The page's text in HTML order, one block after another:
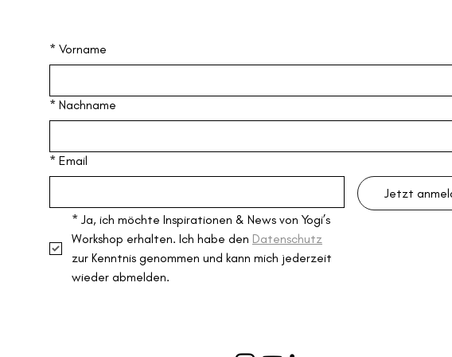
* Vorname
* Nachname
* Email
Jetzt
* Ja, ich möchte Inspirationen & News von Yogi’s
Workshop erhalten. Ich habe den Datenschutz
zur Kenntnis genommen und kann mich jederzeit
wieder abmelden.